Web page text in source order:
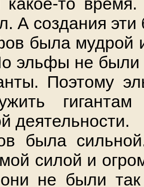
А создания
была мудрой
эльфы не
Поэтому
деятельности.
была
силой и
не были